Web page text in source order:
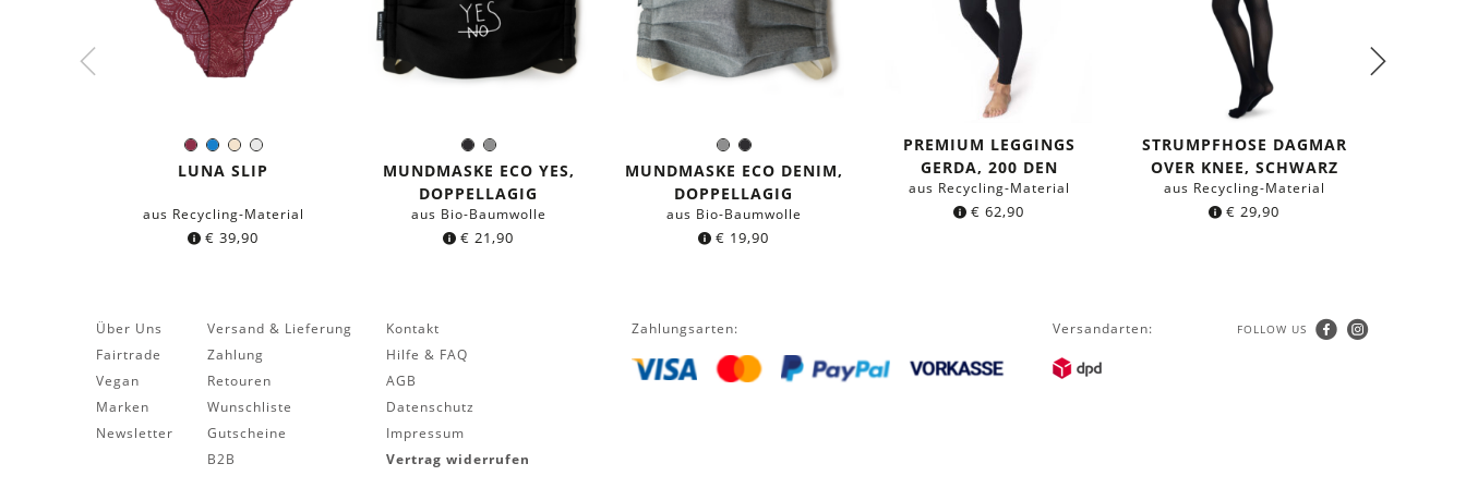
Burgund
BlauIvoryWeiß
Farbe:
LUNA SLIP
aus Recycling-Material
€ 39,90
Schwarz
Grau
Farbe:
MUNDMASKE ECO YES,
DOPPELLAGIG
aus Bio-Baumwolle
€ 21,90
GrauSchwarz
Farbe:
MUNDMASKE ECO DENIM,
DOPPELLAGIG
aus Bio-Baumwolle
€ 19,90
PREMIUM LEGGINGS
GERDA, 200 DEN
aus Recycling-Material
€ 62,90
STRUMPFHOSE DAGMAR
OVER KNEE, SCHWARZ
aus Recycling-Material
€ 29,90
Über Uns
Fairtrade
Vegan
Marken
Newsletter
Versand & Lieferung
Zahlung
Retouren
Wunschliste
Gutscheine
B2B
Kontakt
Hilfe & FAQ
AGB
Datenschutz
Impressum
Vertrag widerrufen
Zahlungsarten: Versandarten: FOLLOW US